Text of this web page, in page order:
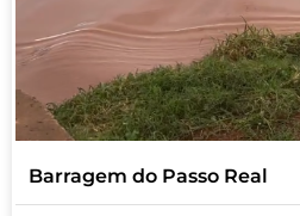
Barragem do Passo Real